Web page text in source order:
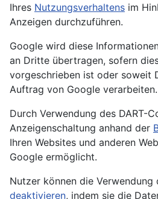
Ihres Nutzungsverhaltens im
Anzeigen durchzuführen.
Google wird diese
an Dritte übertragen, sofern
vorgeschrieben ist oder soweit
Auftrag von Google verarbeiten.
Durch Verwendung des DART-
Anzeigenschaltung anhand der
Ihren Websites und anderen
Google ermöglicht.
Nutzer können die Verwendung
deaktivieren, indem sie die